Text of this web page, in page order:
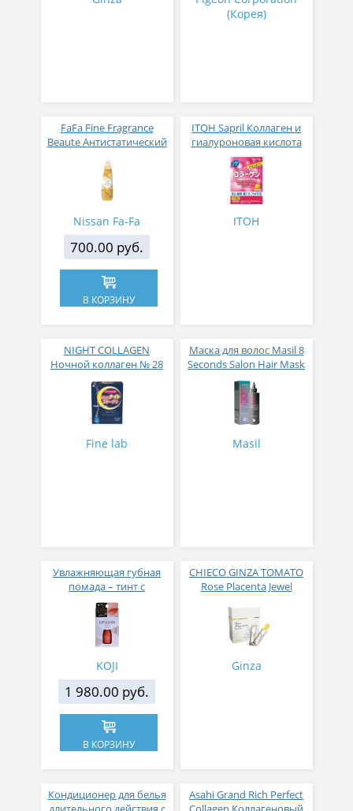
(Корея)
FaFa Fine Fragrance
Beaute Антистатический
с ароматом цветов,
мускуса и сандалового
дерева 600 мл
Nissan Fa-Fa
700.00 руб.
В КОРЗИНУ
ITOH Sapril Коллаген и
гиалуроновая кислота
со вкусом манго 30
стиков
ITOH
NIGHT COLLAGEN
Ночной коллаген № 28
Fine lab
Маска для волос Masil 8
Seconds Salon Hair Mask
200 мл
Masil
Увлажняющая губная
помада – тинт с
аппликатором KOJI,
Красно-оранжевый
KOJI
1 980.00 руб.
В КОРЗИНУ
CHIECO GINZA TOMATO
Rose Placenta Jewel
в желе № 30
Ginza
Кондиционер для белья
Asahi Grand Rich Perfect